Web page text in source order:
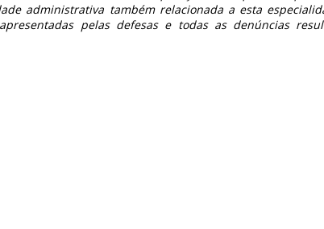
administrativa também relacionada a esta
pelas defesas e todas as denúncias